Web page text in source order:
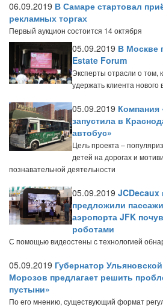
06.09.2019 В Самаре стартовал
рекламных торгах
Первый аукцион состоится 14 октября
05.09.2019 В Москве
Estate Forum
Эксперты отрасли о том,
удержать клиента нового
05.09.2019 Компания
запустила в
автобус»
Цель проекта –
детей на дорогах и
познавательной деятельности
05.09.2019 JCDecaux
предложили
аэропорта JFK
роботами
С помощью видеостены с технологией
05.09.2019 Губернатор
Морозов предлагает решить
пустыни»
По его мнению, существующий формат